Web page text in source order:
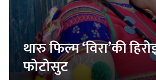
थारु फिल्म ‘विरा’की
फोटोसुट